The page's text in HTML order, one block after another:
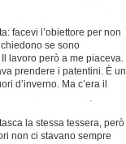
facevi l’obiettore per non
se sono
lavoro però a me piaceva.
prendere i patentini. È un
d’inverno. Ma c’era il
la stessa tessera, però
non ci stavano sempre